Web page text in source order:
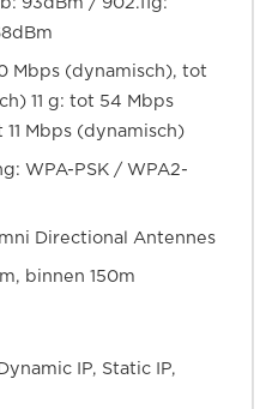
Mbps (dynamisch), tot
11 g: tot 54 Mbps
11 Mbps (dynamisch)
WPA-PSK / WPA2-
Directional Antennes
binnen 150m
IP, Static IP,